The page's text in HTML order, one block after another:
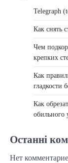
Telegraph
Как снять
Чем
крепких
Как
гладкости
Как
обильного
Останні
Нет